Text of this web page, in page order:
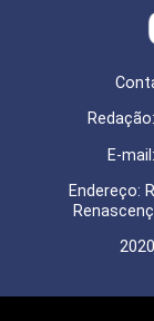
E-
Endereço: